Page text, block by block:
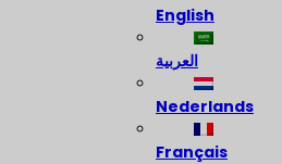
English
العربية
Nederlands
Français